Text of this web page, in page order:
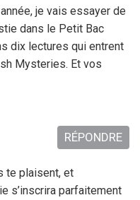
je vais essayer de
dans le Petit Bac
dix lectures qui entrent
Mysteries. Et vos
te plaisent, et
s’inscrira parfaitement
RÉPONDRE